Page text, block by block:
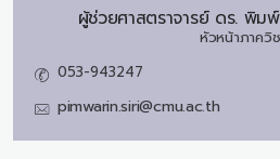
ผู้ช่วยศาสตราจารย์ ดร. พิมพ์
หัวหน้าภาควิ
053-943247
pimwarin.siri@cmu.ac.th